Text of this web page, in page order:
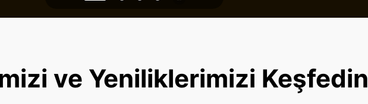
ve Yeniliklerimizi Keşfedin